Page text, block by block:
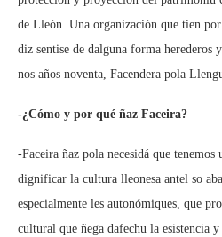
de Lleón. Una organización que tien
diz sentise de dalguna forma herederos
nos años noventa, Facendera pola
-¿Cómo y por qué ñaz Faceira?
-Faceira ñaz pola necesidá que tenemos
dignificar la cultura lleonesa antel so
especialmente les autonómiques, que
cultural que ñega dafechu la esistencia